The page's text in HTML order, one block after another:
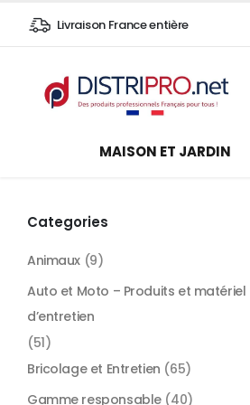
Livraison France entière
MAISON ET JARDIN
Categories
Animaux (9)
Auto et Moto – Produits et matériel
d’entretien
(51)
Bricolage et Entretien (65)
Gamme responsable (40)